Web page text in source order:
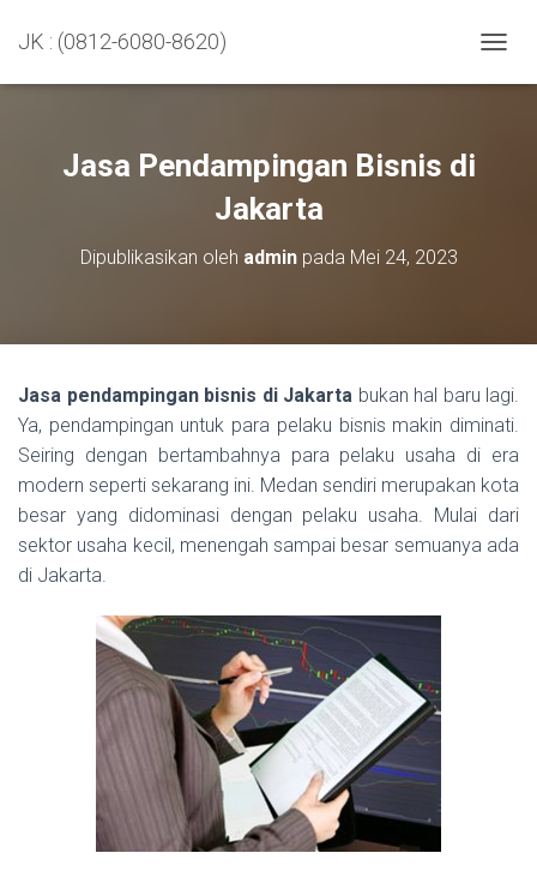
JK : (0812-6080-8620)
Jasa Pendampingan Bisnis di
Jakarta
Dipublikasikan oleh adminpada Mei 24, 2023
Jasa pendampingan bisnis di Jakarta bukan hal baru lagi.
Ya, pendampingan untuk para pelaku bisnis makin diminati.
Seiring dengan bertambahnya para pelaku usaha di era
modern seperti sekarang ini. Medan sendiri merupakan kota
besar yang didominasi dengan pelaku usaha. Mulai dari
sektor usaha kecil, menengah sampai besar semuanya ada
di Jakarta.